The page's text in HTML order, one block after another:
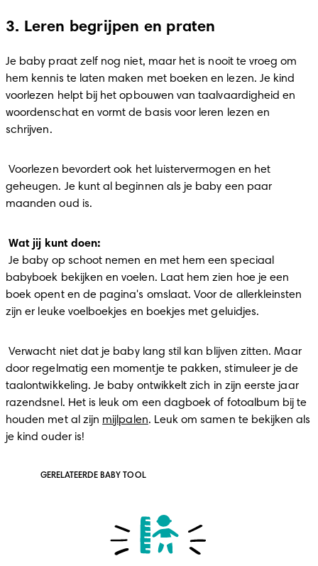
3. Leren begrijpen en praten
Je baby praat zelf nog niet, maar het is nooit te vroeg om
hem kennis te laten maken met boeken en lezen. Je kind
voorlezen helpt bij het opbouwen van taalvaardigheid en
woordenschat en vormt de basis voor leren lezen en
schrijven.
Voorlezen bevordert ook het luistervermogen en het
geheugen. Je kunt al beginnen als je baby een paar
maanden oud is.
Wat jij kunt doen:
Je baby op schoot nemen en met hem een speciaal
babyboek bekijken en voelen. Laat hem zien hoe je een
boek opent en de pagina's omslaat. Voor de allerkleinsten
zijn er leuke voelboekjes en boekjes met geluidjes.
Verwacht niet dat je baby lang stil kan blijven zitten. Maar
door regelmatig een momentje te pakken, stimuleer je de
taalontwikkeling. Je baby ontwikkelt zich in zijn eerste jaar
razendsnel. Het is leuk om een dagboek of fotoalbum bij te
houden met al zijn mijlpalen. Leuk om samen te bekijken als
je kind ouder is!
GERELATEERDE BABY TOOL